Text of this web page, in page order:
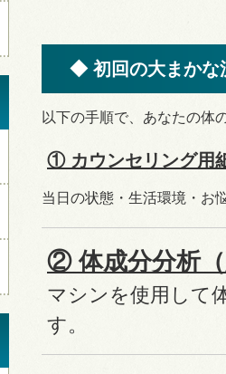
◆ 初回の大まかな
以下の手順で、あなたの体
① カウンセリング用
当日の状態・生活環境・お
② 体成分分析（
マシンを使用して
す。